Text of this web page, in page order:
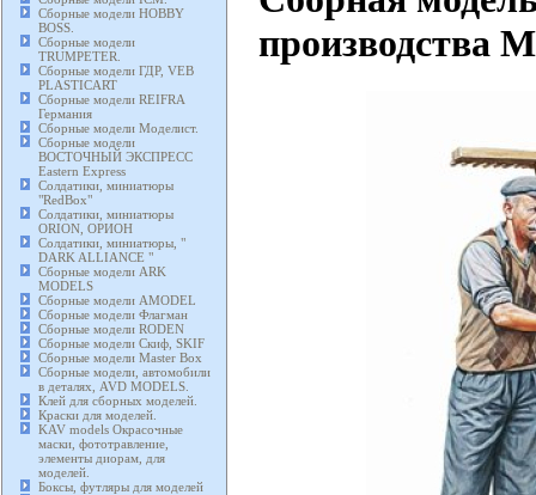
Сборные модели HOBBY
BOSS.
Сборные модели
TRUMPETER.
Сборные модели ГДР, VEB
PLASTICART
Сборные модели REIFRA
Германия
Сборные модели Моделист.
Сборные модели
ВОСТОЧНЫЙ ЭКСПРЕСС
Eastern Express
Солдатики, миниатюры
"RedBox"
Солдатики, миниатюры
ORION, ОРИОН
Солдатики, миниатюры, "
DARK ALLIANCE "
Сборные модели ARK
MODELS
Сборные модели AMODEL
Сборные модели Флагман
Сборные модели RODEN
Сборные модели Скиф, SKIF
Сборные модели Master Box
Сборные модели, автомобили
в деталях, AVD MODELS.
Клей для сборных моделей.
Краски для моделей.
KAV models Окрасочные
маски, фототравление,
элементы диорам, для
моделей.
Боксы, футляры для моделей
производства